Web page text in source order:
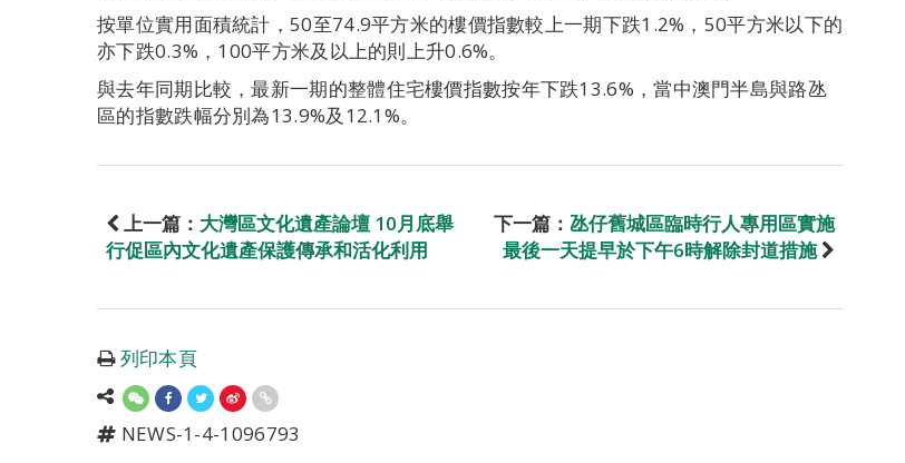
按單位實用面積統計，50至74.9平方米的樓價指數較上一期下跌1.2%，50平方米以下的
亦下跌0.3%，100平方米及以上的則上升0.6%。
與去年同期比較，最新一期的整體住宅樓價指數按年下跌13.6%，當中澳門半島與路氹
區的指數跌幅分別為13.9%及12.1%。
上一篇： 大灣區文化遺產論壇 10月底舉
行促區內文化遺產保護傳承和活化利用
下一篇： 氹仔舊城區臨時行人專用區實施
最後一天提早於下午6時解除封道措施
列印本頁
NEWS-1-4-1096793